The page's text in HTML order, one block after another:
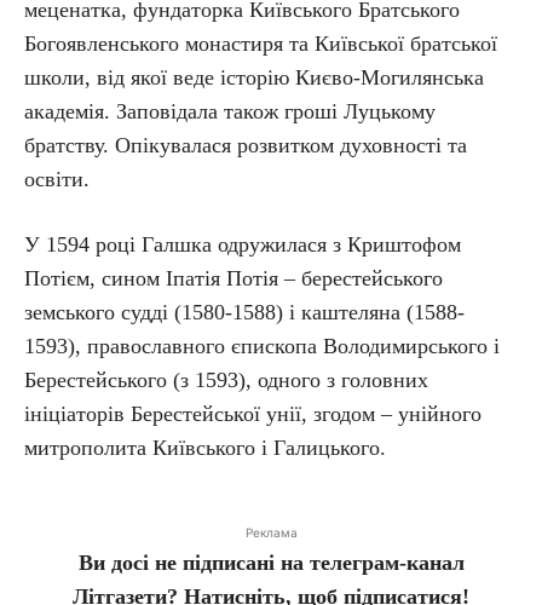
меценатка, фундаторка Київського Братського
Богоявленського монастиря та Київської братської
школи, від якої веде історію Києво-Могилянська
академія. Заповідала також гроші Луцькому
братству. Опікувалася розвитком духовності та
освіти.
У 1594 році Галшка одружилася з Криштофом
Потієм, сином Іпатія Потія – берестейського
земського судді (1580-1588) і каштеляна (1588-
1593), православного єпископа Володимирського і
Берестейського (з 1593), одного з головних
ініціаторів Берестейської унії, згодом – унійного
митрополита Київського і Галицького.
Реклама
Ви досі не підписані на телеграм-канал
Літгазети? Натисніть, щоб підписатися!